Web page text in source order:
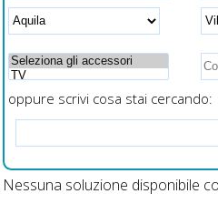
oppure scrivi cosa stai cercando:
Nessuna soluzione disponibile